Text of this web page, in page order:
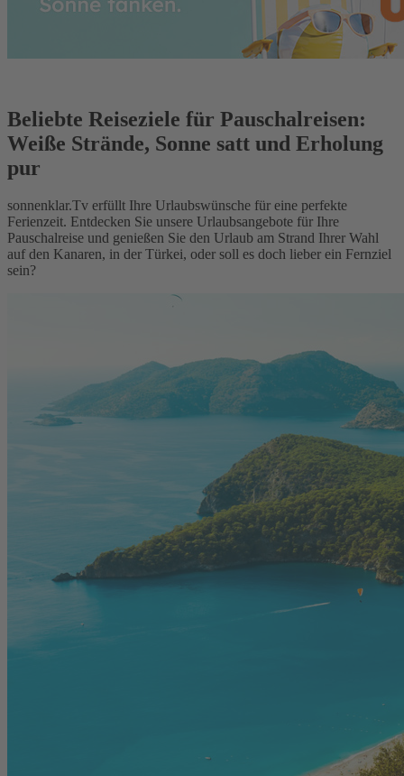
Beliebte Reiseziele für Pauschalreisen:
Weiße Strände, Sonne satt und Erholung
pur
sonnenklar.Tv erfüllt Ihre Urlaubswünsche für eine perfekte
Ferienzeit. Entdecken Sie unsere Urlaubsangebote für Ihre
Pauschalreise und genießen Sie den Urlaub am Strand Ihrer Wahl
auf den Kanaren, in der Türkei, oder soll es doch lieber ein Fernziel
sein?